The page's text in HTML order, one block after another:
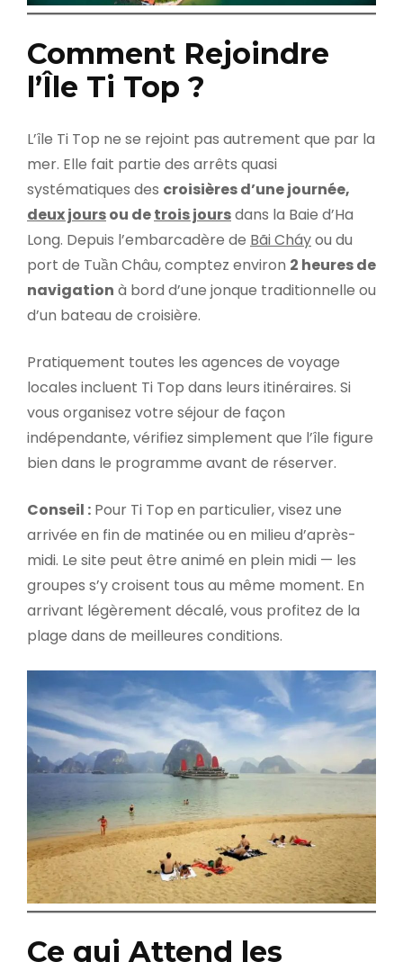
Comment Rejoindre
l’Île Ti Top ?
L’île Ti Top ne se rejoint pas autrement que par la
mer. Elle fait partie des arrêts quasi
systématiques des croisières d’une journée,
deux joursou detrois joursdans la Baie d’Ha
Long. Depuis l’embarcadère de Bãi Cháyou du
port de Tuần Châu, comptez environ 2 heures de
navigation à bord d’une jonque traditionnelle ou
d’un bateau de croisière.
Pratiquement toutes les agences de voyage
locales incluent Ti Top dans leurs itinéraires. Si
vous organisez votre séjour de façon
indépendante, vérifiez simplement que l’île figure
bien dans le programme avant de réserver.
Conseil : Pour Ti Top en particulier, visez une
arrivée en fin de matinée ou en milieu d’après-
midi. Le site peut être animé en plein midi — les
groupes s’y croisent tous au même moment. En
arrivant légèrement décalé, vous profitez de la
plage dans de meilleures conditions.
Ce qui Attend les